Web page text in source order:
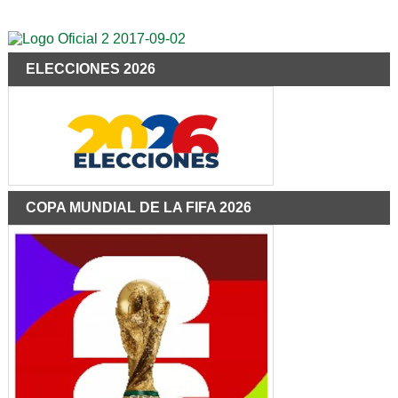
ELECCIONES 2026
COPA MUNDIAL DE LA FIFA 2026